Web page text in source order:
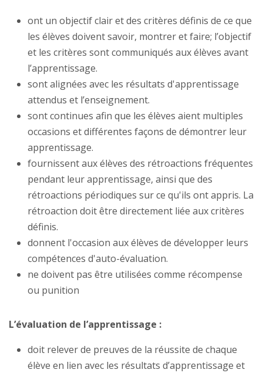
ont un objectif clair et des critères définis de ce que
les élèves doivent savoir, montrer et faire; l’objectif
et les critères sont communiqués aux élèves avant
l’apprentissage.
sont alignées avec les résultats d'apprentissage
attendus et l’enseignement.
sont continues afin que les élèves aient multiples
occasions et différentes façons de démontrer leur
apprentissage.
fournissent aux élèves des rétroactions fréquentes
pendant leur apprentissage, ainsi que des
rétroactions périodiques sur ce qu'ils ont appris. La
rétroaction doit être directement liée aux critères
définis.
donnent l'occasion aux élèves de développer leurs
compétences d'auto-évaluation.
ne doivent pas être utilisées comme récompense
ou punition
L’évaluation de l’apprentissage :
doit relever de preuves de la réussite de chaque
élève en lien avec les résultats d’apprentissage et